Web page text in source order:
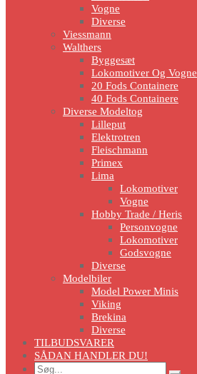
Vogne
Diverse
Viessmann
Walthers
Byggesæt
Lokomotiver Og Vogne
20 Fods Containere
40 Fods Containere
Diverse Modeltog
Lilleput
Elektrotren
Fleischmann
Primex
Lima
Lokomotiver
Vogne
Hobby Trade / Heris
Personvogne
Lokomotiver
Godsvogne
Diverse
Modelbiler
Model Power Minis
Viking
Brekina
Diverse
TILBUDSVARER
SÅDAN HANDLER DU!
Search